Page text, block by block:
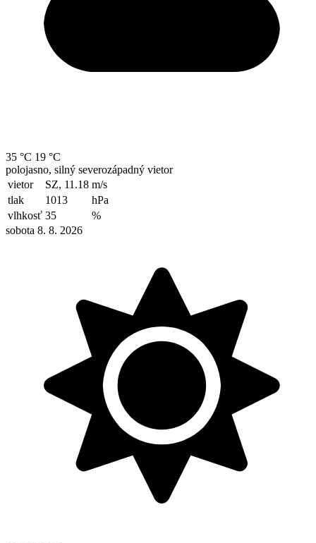
35 °C 19 °C
polojasno, silný severozápadný vietor
vietor
SZ, 11.18 m/s
tlak
1013
hPa
vlhkosť 35
%
sobota 8. 8. 2026